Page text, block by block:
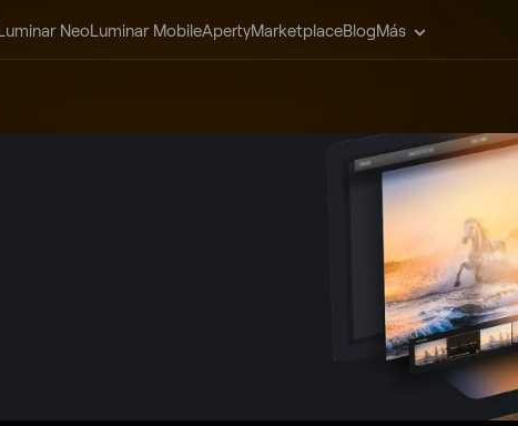
NeoLuminar MobileApertyMarketplaceBlogMás